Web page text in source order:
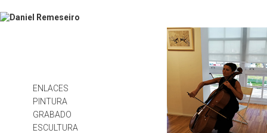
ENLACES
PINTURA
GRABADO
ESCULTURA